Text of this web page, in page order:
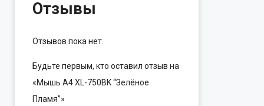
Отзывы
Отзывов пока нет.
Будьте первым, кто оставил отзыв на
«Мышь A4 XL-750BK “Зелёное
Пламя”»